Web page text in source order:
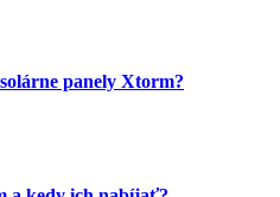
panely Xtorm?